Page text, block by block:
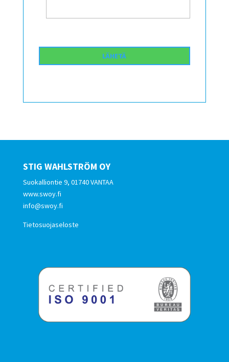
STIG WAHLSTRÖM OY
Suokalliontie 9, 01740 VANTAA
www.swoy.fi
info@swoy.fi
Tietosuojaseloste